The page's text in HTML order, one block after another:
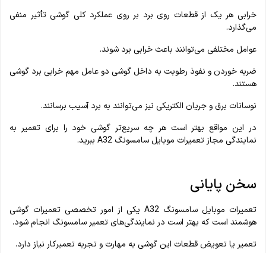
خرابی هر یک از قطعات روی برد بر روی عملکرد کلی گوشی تأثیر منفی
می‌گذارد.
عوامل مختلفی می‌توانند باعث خرابی برد شوند.
ضربه خوردن و نفوذ رطوبت به داخل گوشی دو عامل مهم خرابی برد گوشی
هستند.
نوسانات برق و جریان الکتریکی نیز می‌توانند به برد آسیب برسانند.
در این مواقع بهتر است هر چه سریع‌تر گوشی خود را برای تعمیر به
نمایندگی مجاز تعمیرات موبایل سامسونگ A32 ببرید.
سخن پایانی
تعمیرات موبایل سامسونگ A32 یکی از امور تخصصی تعمیرات گوشی
هوشمند است که بهتر است در نمایندگی‌های تعمیر سامسونگ انجام شود.
تعمیر یا تعویض قطعات این گوشی به مهارت و تجربه تعمیرکار نیاز دارد.